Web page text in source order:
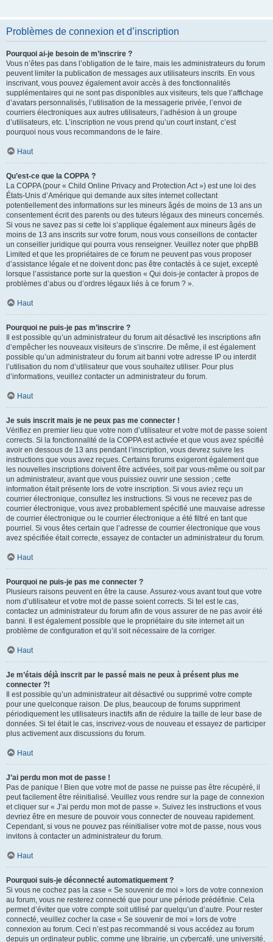
Problèmes de connexion et d’inscription
Pourquoi ai-je besoin de m’inscrire ?
Vous n’êtes pas dans l’obligation de le faire, mais les administrateurs du forum
peuvent limiter la publication de messages aux utilisateurs inscrits. En vous
inscrivant, vous pouvez également avoir accès à des fonctionnalités
supplémentaires qui ne sont pas disponibles aux visiteurs, tels que l’affichage
d’avatars personnalisés, l’utilisation de la messagerie privée, l’envoi de
courriers électroniques aux autres utilisateurs, l’adhésion à un groupe
d’utilisateurs, etc. L’inscription ne vous prend qu’un court instant, c’est
pourquoi nous vous recommandons de le faire.
Haut
Qu’est-ce que la COPPA ?
La COPPA (pour « Child Online Privacy and Protection Act ») est une loi des
États-Unis d’Amérique qui demande aux sites internet collectant
potentiellement des informations sur les mineurs âgés de moins de 13 ans un
consentement écrit des parents ou des tuteurs légaux des mineurs concernés.
Si vous ne savez pas si cette loi s’applique également aux mineurs âgés de
moins de 13 ans inscrits sur votre forum, nous vous conseillons de contacter
un conseiller juridique qui pourra vous renseigner. Veuillez noter que phpBB
Limited et que les propriétaires de ce forum ne peuvent pas vous proposer
d’assistance légale et ne doivent donc pas être contactés à ce sujet, excepté
lorsque l’assistance porte sur la question « Qui dois-je contacter à propos de
problèmes d’abus ou d’ordres légaux liés à ce forum ? ».
Haut
Pourquoi ne puis-je pas m’inscrire ?
Il est possible qu’un administrateur du forum ait désactivé les inscriptions afin
d’empêcher les nouveaux visiteurs de s’inscrire. De même, il est également
possible qu’un administrateur du forum ait banni votre adresse IP ou interdit
l’utilisation du nom d’utilisateur que vous souhaitez utiliser. Pour plus
d’informations, veuillez contacter un administrateur du forum.
Haut
Je suis inscrit mais je ne peux pas me connecter !
Vérifiez en premier lieu que votre nom d’utilisateur et votre mot de passe soient
corrects. Si la fonctionnalité de la COPPA est activée et que vous avez spécifié
avoir en dessous de 13 ans pendant l’inscription, vous devrez suivre les
instructions que vous avez reçues. Certains forums exigeront également que
les nouvelles inscriptions doivent être activées, soit par vous-même ou soit par
un administrateur, avant que vous puissiez ouvrir une session ; cette
information était présente lors de votre inscription. Si vous aviez reçu un
courrier électronique, consultez les instructions. Si vous ne recevez pas de
courrier électronique, vous avez probablement spécifié une mauvaise adresse
de courrier électronique ou le courrier électronique a été filtré en tant que
pourriel. Si vous êtes certain que l’adresse de courrier électronique que vous
avez spécifiée était correcte, essayez de contacter un administrateur du forum.
Haut
Pourquoi ne puis-je pas me connecter ?
Plusieurs raisons peuvent en être la cause. Assurez-vous avant tout que votre
nom d’utilisateur et votre mot de passe soient corrects. Si tel est le cas,
contactez un administrateur du forum afin de vous assurer de ne pas avoir été
banni. Il est également possible que le propriétaire du site internet ait un
problème de configuration et qu’il soit nécessaire de la corriger.
Haut
Je m’étais déjà inscrit par le passé mais ne peux à présent plus me
connecter ?!
Il est possible qu’un administrateur ait désactivé ou supprimé votre compte
pour une quelconque raison. De plus, beaucoup de forums suppriment
périodiquement les utilisateurs inactifs afin de réduire la taille de leur base de
données. Si tel était le cas, inscrivez-vous de nouveau et essayez de participer
plus activement aux discussions du forum.
Haut
J’ai perdu mon mot de passe !
Pas de panique ! Bien que votre mot de passe ne puisse pas être récupéré, il
peut facilement être réinitialisé. Veuillez vous rendre sur la page de connexion
et cliquer sur « J’ai perdu mon mot de passe ». Suivez les instructions et vous
devriez être en mesure de pouvoir vous connecter de nouveau rapidement.
Cependant, si vous ne pouvez pas réinitialiser votre mot de passe, nous vous
invitons à contacter un administrateur du forum.
Haut
Pourquoi suis-je déconnecté automatiquement ?
Si vous ne cochez pas la case « Se souvenir de moi » lors de votre connexion
au forum, vous ne resterez connecté que pour une période prédéfinie. Cela
permet d’éviter que votre compte soit utilisé par quelqu’un d’autre. Pour rester
connecté, veuillez cocher la case « Se souvenir de moi » lors de votre
connexion au forum. Ceci n’est pas recommandé si vous accédez au forum
depuis un ordinateur public, comme une librairie, un cybercafé, une université,